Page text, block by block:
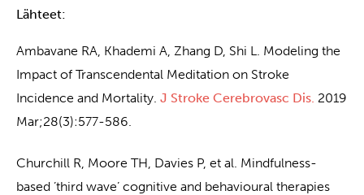
Lähteet:
Ambavane RA, Khademi A, Zhang D, Shi L. Modeling the
Impact of Transcendental Meditation on Stroke
Incidence and Mortality. J Stroke Cerebrovasc Dis. 2019
Mar;28(3):577-586.
Churchill R, Moore TH, Davies P, et al. Mindfulness-
based ’third wave’ cognitive and behavioural therapies